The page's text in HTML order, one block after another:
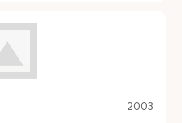
2003